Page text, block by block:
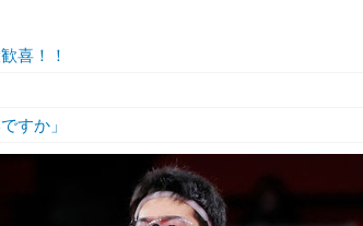
喜！！
すか」